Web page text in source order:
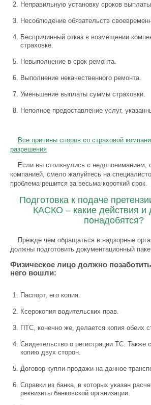
Неправильную установку сроков
Несоблюдение обязательств
Беспричинный отказ в возмещении
страховке.
Невыполнение в срок ремонта.
Выполнение некачественного ремонта.
Уменьшение выплаты суммы страховки.
Неполное предоставление услуг,
Все причины споров со страховой
разрешения
Если вы столкнулись с недопониманием,
компанией, смело жалуйтесь на
проблема решится за весьма короткий срок.
Подготовка к подаче
КАСКО – какие действия и
понадобятся?
Прежде чем обращаться в надзорные
должны подготовить документационный
Физическое лицо должно
него вошли:
Паспорт, его копия.
Ксерокопия водительских прав.
ПТС, конечно же, делается копия обеих
Свидетельство о регистрации ТС. Также
копию двух сторон.
Договор купли-продажи на данное
Справки из банка, в которых указан
реквизиты банковской организации.